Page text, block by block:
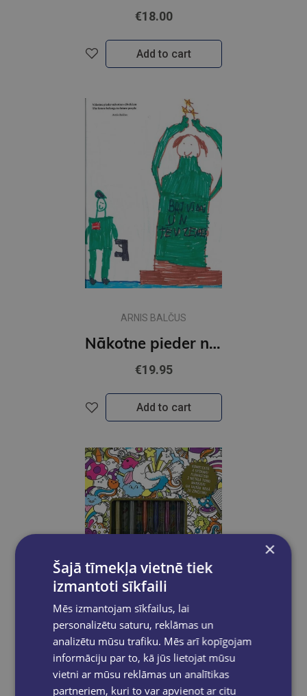
€18.00
Add to cart
ARNIS BALČUS
Nākotne pieder nākotnes cilvēkiem / The future belongs to future people
€19.95
Add to cart
Last one
×
Šajā tīmekļa vietnē tiek
izmantoti sīkfaili
Mēs izmantojam sīkfailus, lai
personalizētu saturu, reklāmas un
analizētu mūsu trafiku. Mēs arī kopīgojam
informāciju par to, kā jūs lietojat mūsu
vietni ar mūsu reklāmas un analītikas
partneriem, kuri to var apvienot ar citu